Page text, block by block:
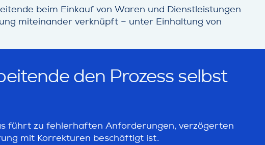
beim Einkauf von Waren und Dienstleistungen
miteinander verknüpft – unter Einhaltung von
den Prozess selbst
führt zu fehlerhaften Anforderungen, verzögerten
mit Korrekturen beschäftigt ist.